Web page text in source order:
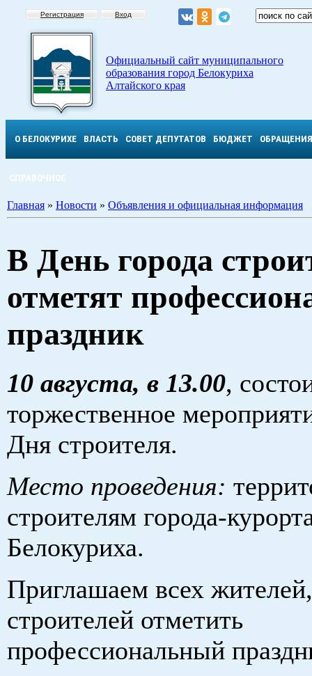
Регистрация Вход
Официальный сайт муниципального
образования город Белокуриха
Алтайского края
О БЕЛОКУРИХЕ ВЛАСТЬ СОВЕТ ДЕПУТАТОВ БЮДЖЕТ ОБРАЩЕНИЯ
СПРАВОЧНОЕ
Главная » Новости » Объявления и официальная информация
В День города
отметят
праздник
10 августа, в 13.00,
торжественное
Дня строителя.
Место проведения:
строителям города-
Белокуриха.
Приглашаем всех
строителей отметить
профессиональный